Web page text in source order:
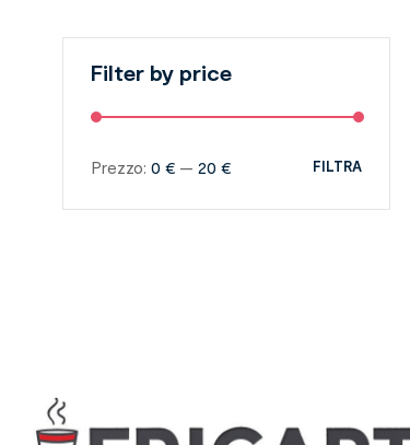
Filter by price
FILTRA
Prezzo: 0 € — 20 €